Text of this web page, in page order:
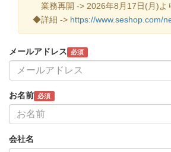
業務再開 -> 2026年8月17日(月)よ
◆詳細 -> https://www.seshop.com/
メールアドレス 必須
お名前 必須
会社名